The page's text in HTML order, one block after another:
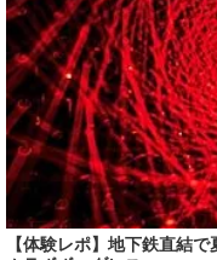
【体験レポ】地下鉄直結